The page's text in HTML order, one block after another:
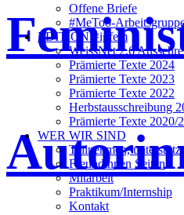
Offene Briefe
#MeToo-
EDITION ≠igfem
WeissNet 2.6
Prämierte Texte 2024
Prämierte Texte 2023
Prämierte Texte 2022
Herbstausschreibung
Prämierte Texte 2020/
WER WIR SIND
Teilnehmen,
Freundinnen Seiten
Mitarbeit
Praktikum/Internship
Kontakt